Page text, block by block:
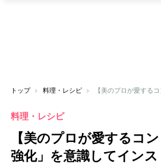
トップ 料理・レシピ
料理・レシピ
【美のプロが愛するコ
強化」を意識してイン